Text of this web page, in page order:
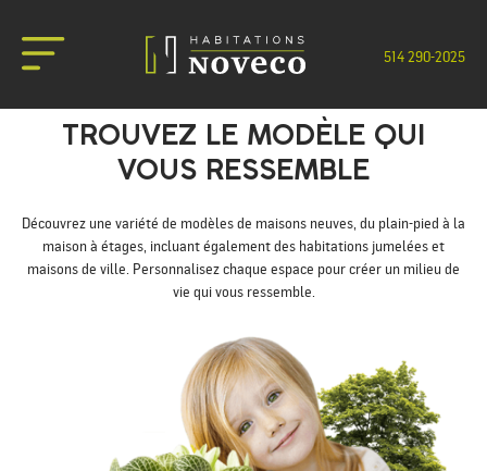
514 290-2025
TROUVEZ LE MODÈLE QUI
VOUS RESSEMBLE
Découvrez une variété de modèles de maisons neuves, du plain-pied à la
maison à étages, incluant également des habitations jumelées et
maisons de ville. Personnalisez chaque espace pour créer un milieu de
vie qui vous ressemble.